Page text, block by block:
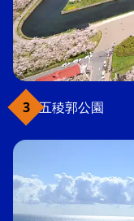
五稜郭公園